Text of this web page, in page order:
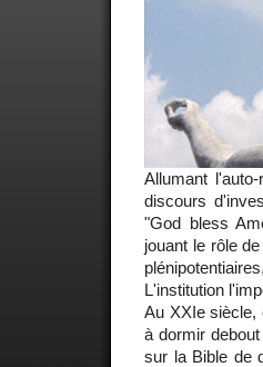
Allumant
discours
"God bless
jouant le rôle
L'institution
Au XXIe siècle,
à dormir
sur la Bible de